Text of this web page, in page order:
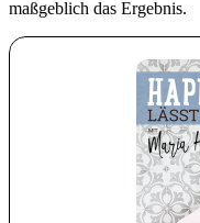
maßgeblich das Ergebnis.